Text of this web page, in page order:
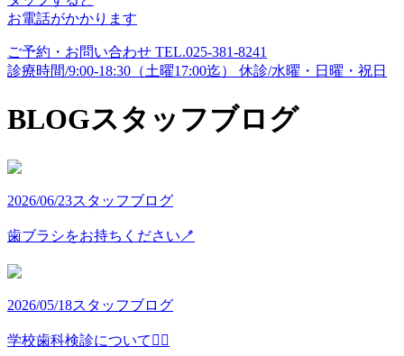
お電話がかかります
ご予約・お問い合わせ TEL.025-381-8241
診療時間/9:00-18:30（土曜17:00迄）
休診/水曜・日曜・祝日
BLOGスタッフブログ
2026/06/23スタッフブログ
歯ブラシをお持ちください🪥
2026/05/18スタッフブログ
学校歯科検診について👩‍⚕️